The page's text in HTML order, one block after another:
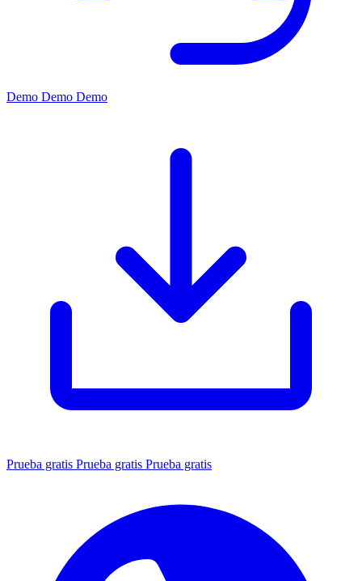
Demo Demo Demo
Prueba gratis Prueba gratis Prueba gratis